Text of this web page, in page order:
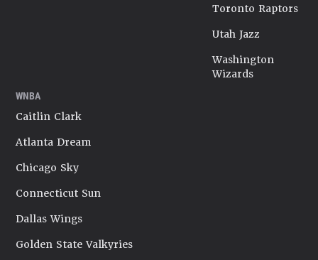
Toronto Raptors
Utah Jazz
Washington
Wizards
WNBA
Caitlin Clark
Atlanta Dream
Chicago Sky
Connecticut Sun
Dallas Wings
Golden State Valkyries